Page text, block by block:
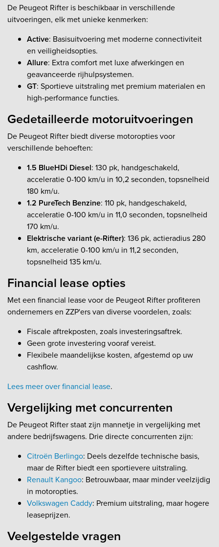
De Peugeot Rifter is beschikbaar in verschillende
uitvoeringen, elk met unieke kenmerken:
Active: Basisuitvoering met moderne connectiviteit
en veiligheidsopties.
Allure: Extra comfort met luxe afwerkingen en
geavanceerde rijhulpsystemen.
GT: Sportieve uitstraling met premium materialen en
high-performance functies.
Gedetailleerde motoruitvoeringen
De Peugeot Rifter biedt diverse motoropties voor
verschillende behoeften:
1.5 BlueHDi Diesel: 130 pk, handgeschakeld,
acceleratie 0-100 km/u in 10,2 seconden, topsnelheid
180 km/u.
1.2 PureTech Benzine: 110 pk, handgeschakeld,
acceleratie 0-100 km/u in 11,0 seconden, topsnelheid
170 km/u.
Elektrische variant (e-Rifter): 136 pk, actieradius 280
km, acceleratie 0-100 km/u in 11,2 seconden,
topsnelheid 135 km/u.
Financial lease opties
Met een financial lease voor de Peugeot Rifter profiteren
ondernemers en ZZP'ers van diverse voordelen, zoals:
Fiscale aftrekposten, zoals investeringsaftrek.
Geen grote investering vooraf vereist.
Flexibele maandelijkse kosten, afgestemd op uw
cashflow.
Lees meer over financial lease.
Vergelijking met concurrenten
De Peugeot Rifter staat zijn mannetje in vergelijking met
andere bedrijfswagens. Drie directe concurrenten zijn:
Citroën Berlingo: Deels dezelfde technische basis,
maar de Rifter biedt een sportievere uitstraling.
Renault Kangoo: Betrouwbaar, maar minder veelzijdig
in motoropties.
Volkswagen Caddy: Premium uitstraling, maar hogere
leaseprijzen.
Veelgestelde vragen